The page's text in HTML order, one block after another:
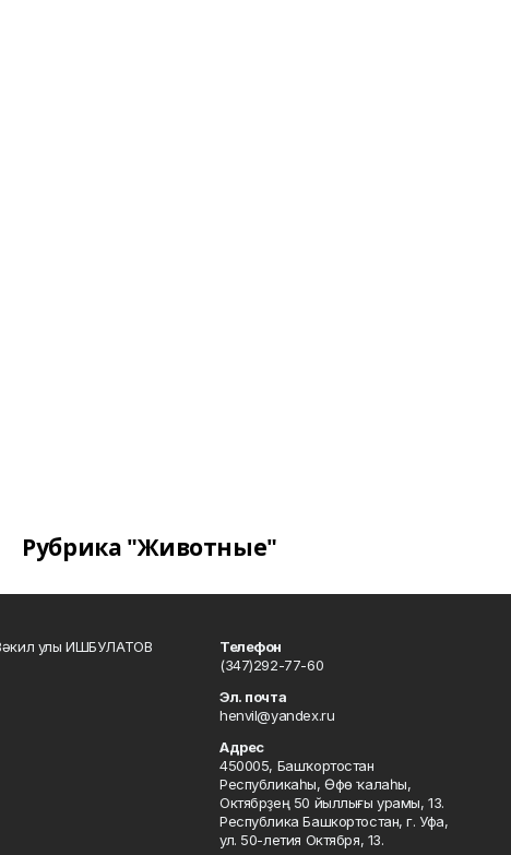
Рубрика "Животные"
улы ИШБУЛАТОВ
Телефон
(347)292-77-60
Эл. почта
henvil@yandex.ru
Адрес
450005, Башҡортостан
Республикаһы, Өфө ҡалаһы,
Октябрҙең 50 йыллығы урамы, 13.
Республика Башкортостан, г. Уфа,
ул. 50-летия Октября, 13.